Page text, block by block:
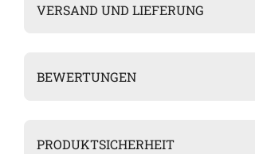
VERSAND UND LIEFERUNG
BEWERTUNGEN
PRODUKTSICHERHEIT